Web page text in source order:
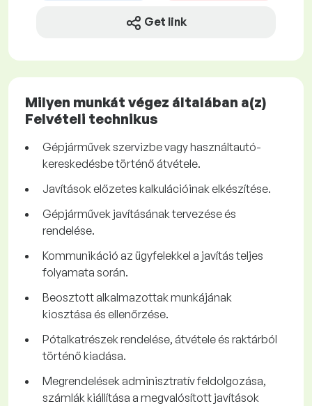
Get link
Milyen munkát végez általában a(z)
Felvételi technikus
Gépjárművek szervizbe vagy használtautó-
kereskedésbe történő átvétele.
Javítások előzetes kalkulációinak elkészítése.
Gépjárművek javításának tervezése és
rendelése.
Kommunikáció az ügyfelekkel a javítás teljes
folyamata során.
Beosztott alkalmazottak munkájának
kiosztása és ellenőrzése.
Pótalkatrészek rendelése, átvétele és raktárból
történő kiadása.
Megrendelések adminisztratív feldolgozása,
számlák kiállítása a megvalósított javítások